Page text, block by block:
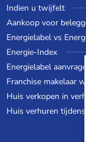
Indien u twijfelt
Aankoop voor
Energielabel vs
Energie-Index
Energielabel aanvragen
Franchise makelaar
Huis verkopen in
Huis verhuren